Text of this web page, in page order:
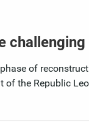
of
of the Republic